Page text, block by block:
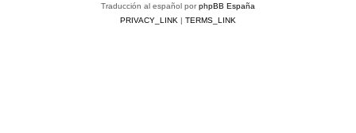
Traducción al español porphpBB España
PRIVACY_LINK | TERMS_LINK